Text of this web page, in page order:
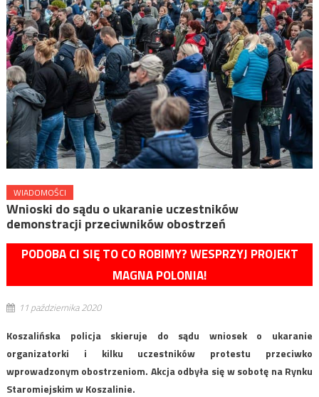
WIADOMOŚCI
Wnioski do sądu o ukaranie uczestników
demonstracji przeciwników obostrzeń
PODOBA CI SIĘ TO CO ROBIMY? WESPRZYJ PROJEKT
MAGNA POLONIA!
11 października 2020
Koszalińska policja skieruje do sądu wniosek o ukaranie
organizatorki i kilku uczestników protestu przeciwko
wprowadzonym obostrzeniom. Akcja odbyła się w sobotę na Rynku
Staromiejskim w Koszalinie.